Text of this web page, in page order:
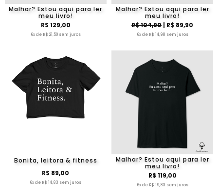
Malhar? Estou aqui para ler
meu livro!
R$ 129,00
6x de R$ 21,50 sem juros
Malhar? Estou aqui para ler
meu livro!
R$ 104,90| R$ 89,90
6x de R$ 14,98 sem juros
Bonita, leitora & fitness
R$ 89,00
6x de R$ 14,83 sem juros
Malhar? Estou aqui para ler
meu livro!
R$ 119,00
6x de R$ 19,83 sem juros